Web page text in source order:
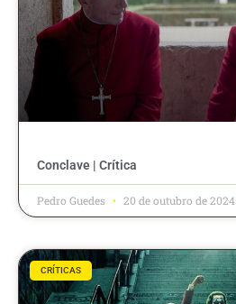
Conclave | Crítica
Pedro Guedes 20 de outubro de 2024
CRÍTICAS